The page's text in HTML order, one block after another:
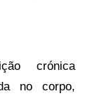
crónica
no corpo,